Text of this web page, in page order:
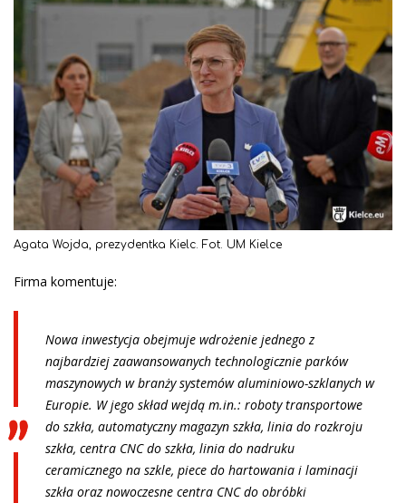
Agata Wojda, prezydentka Kielc. Fot. UM Kielce
Firma komentuje:
Nowa inwestycja obejmuje wdrożenie jednego z
najbardziej zaawansowanych technologicznie parków
maszynowych w branży systemów aluminiowo-szklanych w
Europie. W jego skład wejdą m.in.: roboty transportowe
do szkła, automatyczny magazyn szkła, linia do rozkroju
szkła, centra CNC do szkła, linia do nadruku
ceramicznego na szkle, piece do hartowania i laminacji
szkła oraz nowoczesne centra CNC do obróbki